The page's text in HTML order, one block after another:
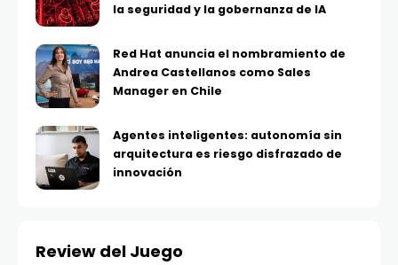
la seguridad y la gobernanza de IA
Red Hat anuncia el nombramiento de
Andrea Castellanos como Sales
Manager en Chile
Agentes inteligentes: autonomía sin
arquitectura es riesgo disfrazado de
innovación
Review del Juego